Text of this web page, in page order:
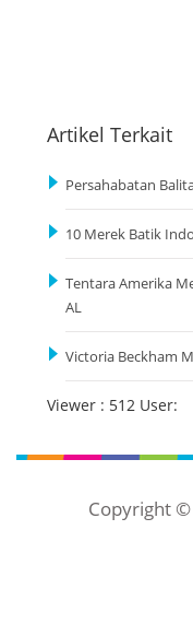
Artikel Terkait
Persahabatan
10 Merek Batik
Tentara Amerika
AL
Victoria Beckham
Viewer : 512 User:
Copyright